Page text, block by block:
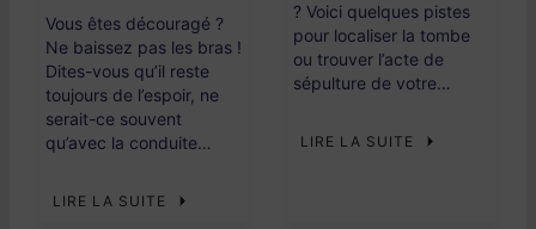
Vous êtes découragé ?
Ne baissez pas les bras !
Dites-vous qu’il reste
toujours de l’espoir, ne
serait-ce souvent
qu’avec la conduite…
LIRE LA SUITE
? Voici quelques pistes
pour localiser la tombe
ou trouver l’acte de
sépulture de votre…
LIRE LA SUITE